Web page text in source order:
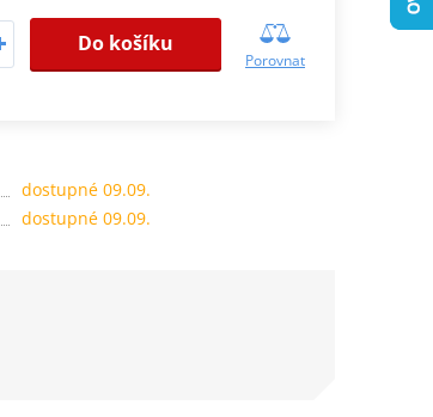
Do košíku
Porovnat
dostupné 09.09.
dostupné 09.09.